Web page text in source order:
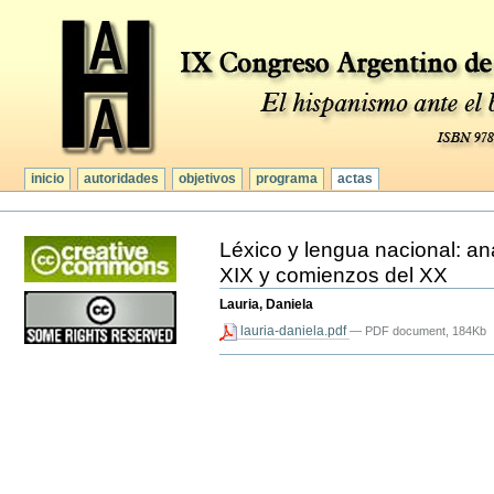
inicio autoridades objetivos programa actas
Herramientas
Personales
Léxico y lengua nacional:
XIX y comienzos del XX
Lauria, Daniela
lauria-daniela.pdf— PDF document, 184Kb